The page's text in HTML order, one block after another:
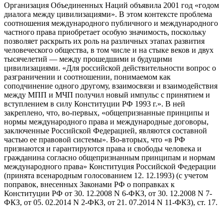
Организация Объединенных Наций объявила 2001 год «годом
диалога между цивилизациями». В этом контексте проблема
соотношения международного публичного и международного
частного права приобретает особую значимость, поскольку
позволяет раскрыть их роль на различных этапах развития
человеческого общества, в том числе и на стыке веков и двух
тысячелетий — между прошедшими и будущими
цивилизациями. «Для российской действительности вопрос о
разграничении и соотношении, понимаемом как
соподчинение одного другому, взаимосвязи и взаимодействия
между МПП и МЧП получил новый импульс с принятием и
вступлением в силу Конституции РФ 1993 г.». В ней
закреплено, что, во-первых, «общепризнанные принципы и
нормы международного права и международные договоры,
заключенные Российской Федерацией, являются составной
частью ее правовой системы». Во-вторых, что «в РФ
признаются и гарантируются права и свободы человека и
гражданина согласно общепризнанным принципам и нормам
международного права» Конституция Российской Федерации
(принята всенародным голосованием 12. 12.1993) (с учетом
поправок, внесенных Законами РФ о поправках к
Конституции РФ от 30. 12.2008 N 6-ФКЗ, от 30. 12.2008 N 7-
ФКЗ, от 05. 02.2014 N 2-ФКЗ, от 21. 07.2014 N 11-ФКЗ), ст. 17.